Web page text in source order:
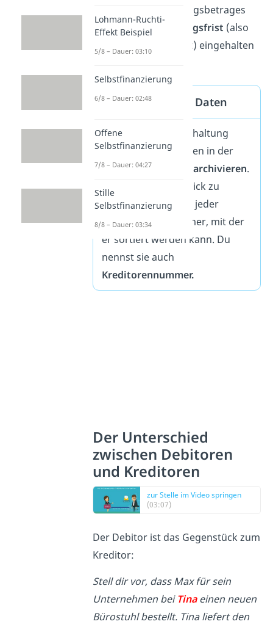
des Rechnungsbetrages
an, sodass die
Zahlungsfrist (also
die Kreditorenlaufzeit) eingehalten
Archivierung der Daten
Die Kreditorenbuchhaltung
muss die Rechnungen in der
Regel10 Jahre lang archivieren.
Um hier den Überblick zu
behalten, bekommt jeder
Kreditor eine Nummer, mit der
er sortiert werden kann. Du
nennst sie auch
Kreditorennummer.
Der Unterschied
zwischen Debitoren
und Kreditoren
zur Stelle im Video springen
(03:07)
Der Debitor ist das Gegenstück zum
Kreditor:
Stell dir vor, dass Max für sein
Unternehmen beiTinaeinen neuen
Bürostuhl bestellt. Tina liefert den
Lohmann-Ruchti-
Effekt Beispiel
5/8 – Dauer: 03:10
Selbstfinanzierung
6/8 – Dauer: 02:48
Offene
Selbstfinanzierung
7/8 – Dauer: 04:27
Stille
Selbstfinanzierung
8/8 – Dauer: 03:34